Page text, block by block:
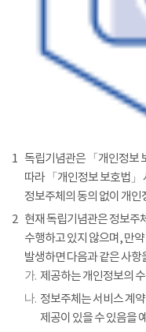
1 독립기념관은 「개인정보
따라 「개인정보 보호법」
정보주체의 동의 없이 개인
2 현재 독립기념관은 정보주
수행하고 있지 않으며, 만
발생하면 다음과 같은 사항
가. 제공하는 개인정보의
나. 정보주체는 서비스 계
제공이 있을 수 있음을